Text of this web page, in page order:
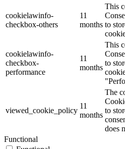
cookielawinfo-
checkbox-others
11
months
This
to
cookielawinfo-
checkbox-
performance
11
months
This
to
viewed_cookie_policy
11
months
The
to
does
Functional